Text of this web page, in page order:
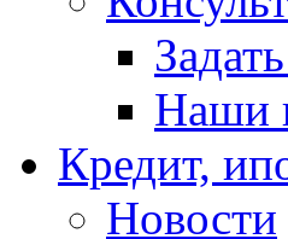
Наши
Кредит,
Новости